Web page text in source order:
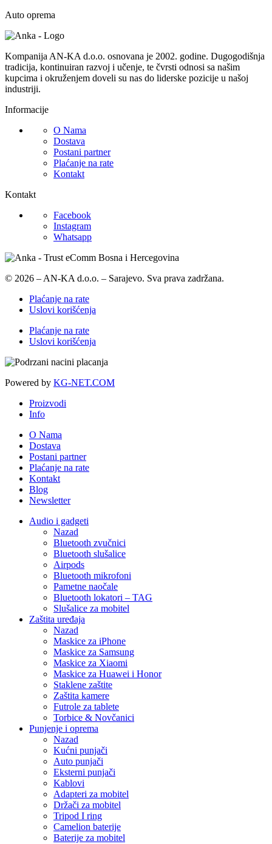
Auto oprema
Kompanija AN-KA d.o.o. osnovana je 2002. godine. Dugogodišnja
tradicija, kontinuiran razvoj i učenje, te čvrsti odnosi sa našim
kupcima i okruženjem doveli su nas do liderske pozicije u našoj
industriji.
Informacije
O Nama
Dostava
Postani partner
Plaćanje na rate
Kontakt
Kontakt
Facebook
Instagram
Whatsapp
© 2026 – AN-KA d.o.o. – Sarajevo. Sva prava zadržana.
Plaćanje na rate
Uslovi korišćenja
Plaćanje na rate
Uslovi korišćenja
Powered by KG-NET.COM
Proizvodi
Info
O Nama
Dostava
Postani partner
Plaćanje na rate
Kontakt
Blog
Newsletter
Audio i gadgeti
Nazad
Bluetooth zvučnici
Bluetooth slušalice
Airpods
Bluetooth mikrofoni
Pametne naočale
Bluetooth lokatori – TAG
Slušalice za mobitel
Zaštita uređaja
Nazad
Maskice za iPhone
Maskice za Samsung
Maskice za Xiaomi
Maskice za Huawei i Honor
Staklene zaštite
Zaštita kamere
Futrole za tablete
Torbice & Novčanici
Punjenje i oprema
Nazad
Kućni punjači
Auto punjači
Eksterni punjači
Kablovi
Adapteri za mobitel
Držači za mobitel
Tripod I ring
Camelion baterije
Baterije za mobitel